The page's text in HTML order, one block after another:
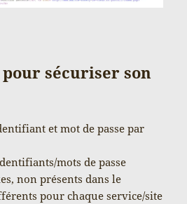
sécuriser son
et mot de passe par
mots de passe
non présents dans le
pour chaque service/site